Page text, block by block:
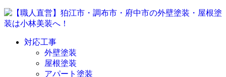
対応工事
外壁塗装
屋根塗装
アパート塗装